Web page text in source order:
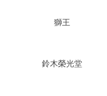
獅王
鈴木榮光堂